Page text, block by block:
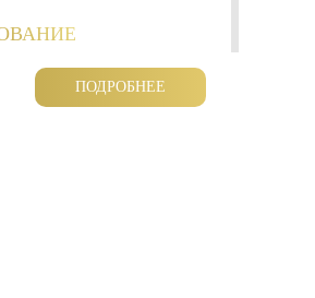
ПОДРОБНЕЕ